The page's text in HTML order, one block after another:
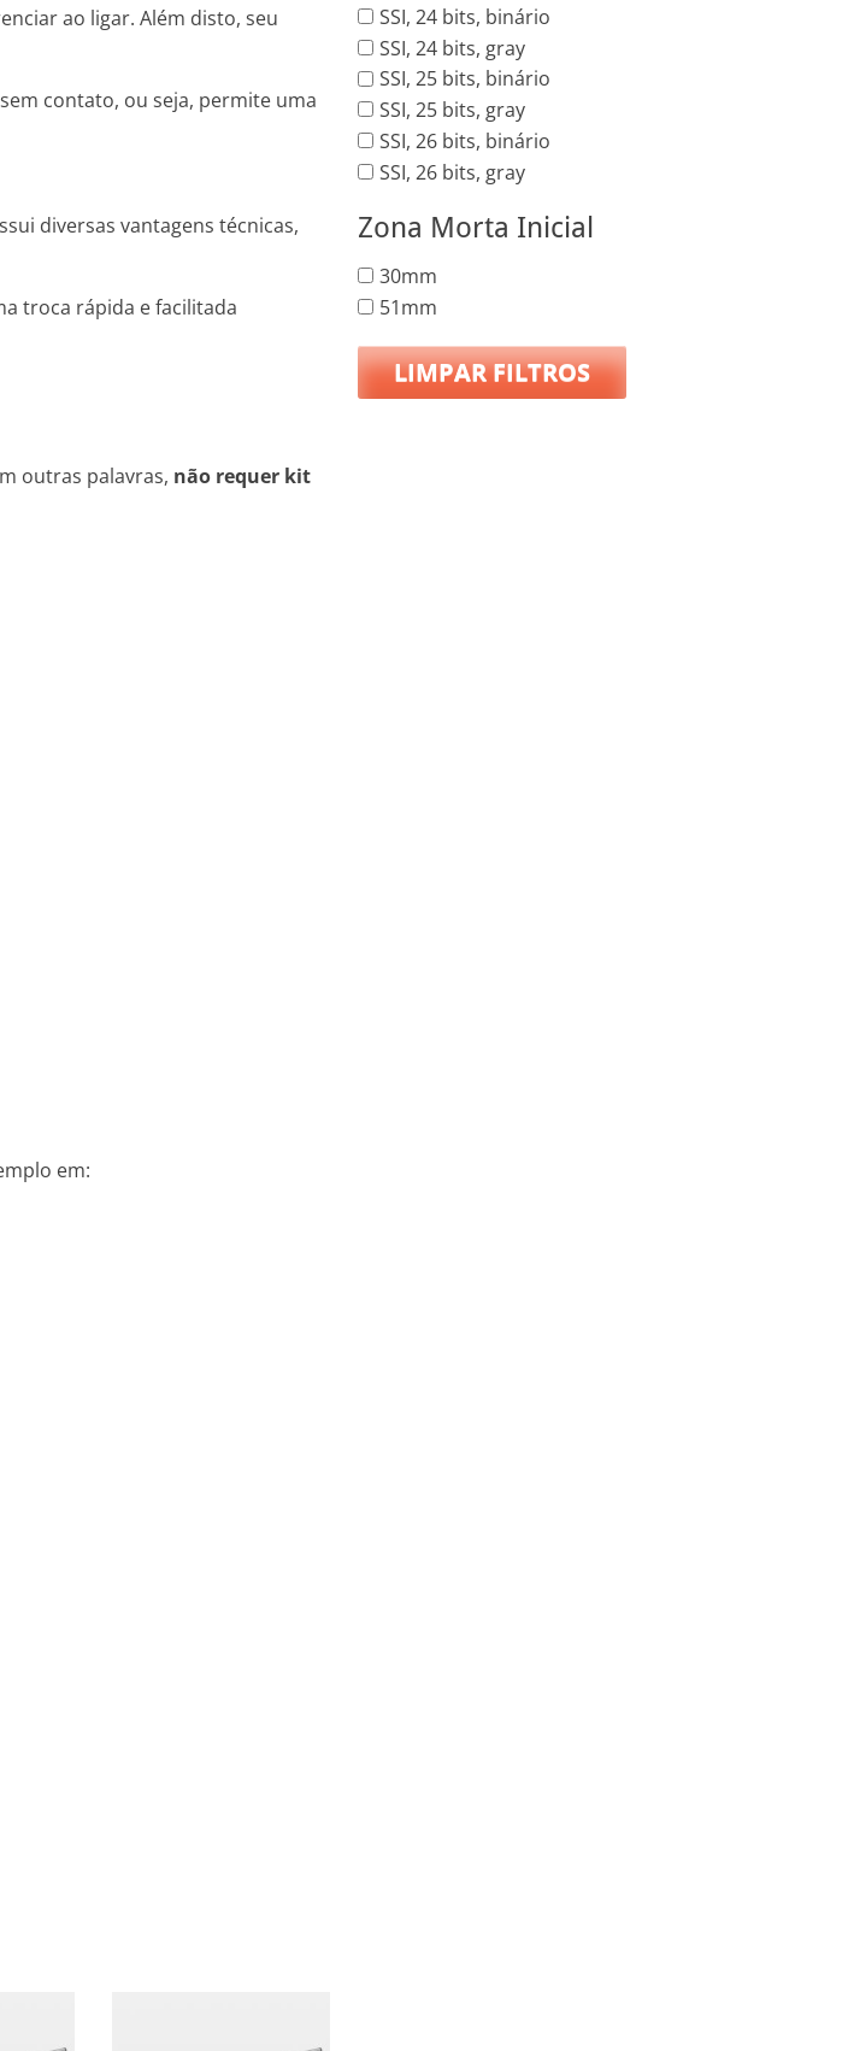
ao ligar. Além disto, seu
contato, ou seja, permite uma
diversas vantagens técnicas,
troca rápida e facilitada
outras palavras, não requer kit
em:
SSI, 24 bits, binário
SSI, 24 bits, gray
SSI, 25 bits, binário
SSI, 25 bits, gray
SSI, 26 bits, binário
SSI, 26 bits, gray
Zona Morta Inicial
30mm
51mm
LIMPAR FILTROS